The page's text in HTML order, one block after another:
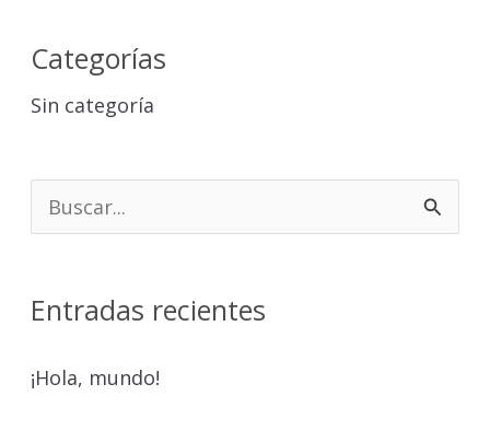
Categorías
Sin categoría
a
Entradas recientes
¡Hola, mundo!